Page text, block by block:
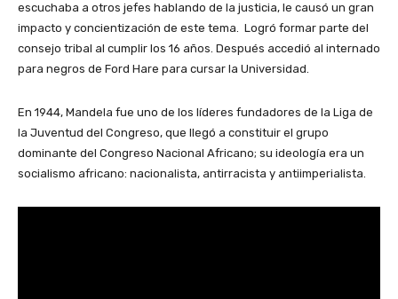
escuchaba a otros jefes hablando de la justicia, le causó un gran
impacto y concientización de este tema. Logró formar parte del
consejo tribal al cumplir los 16 años. Después accedió al internado
para negros de Ford Hare para cursar la Universidad.
En 1944, Mandela fue uno de los líderes fundadores de la Liga de
la Juventud del Congreso, que llegó a constituir el grupo
dominante del Congreso Nacional Africano; su ideología era un
socialismo africano: nacionalista, antirracista y antiimperialista.